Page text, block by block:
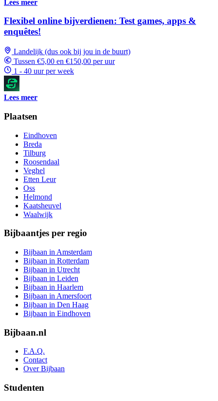
Lees meer
Flexibel online bijverdienen: Test games, apps &
enquêtes!
Landelijk (dus ook bij jou in de buurt)
Tussen €5,00 en €150,00 per uur
1 - 40 uur per week
Lees meer
Plaatsen
Eindhoven
Breda
Tilburg
Roosendaal
Veghel
Etten Leur
Oss
Helmond
Kaatsheuvel
Waalwijk
Bijbaantjes per regio
Bijbaan in Amsterdam
Bijbaan in Rotterdam
Bijbaan in Utrecht
Bijbaan in Leiden
Bijbaan in Haarlem
Bijbaan in Amersfoort
Bijbaan in Den Haag
Bijbaan in Eindhoven
Bijbaan.nl
F.A.Q.
Contact
Over Bijbaan
Studenten